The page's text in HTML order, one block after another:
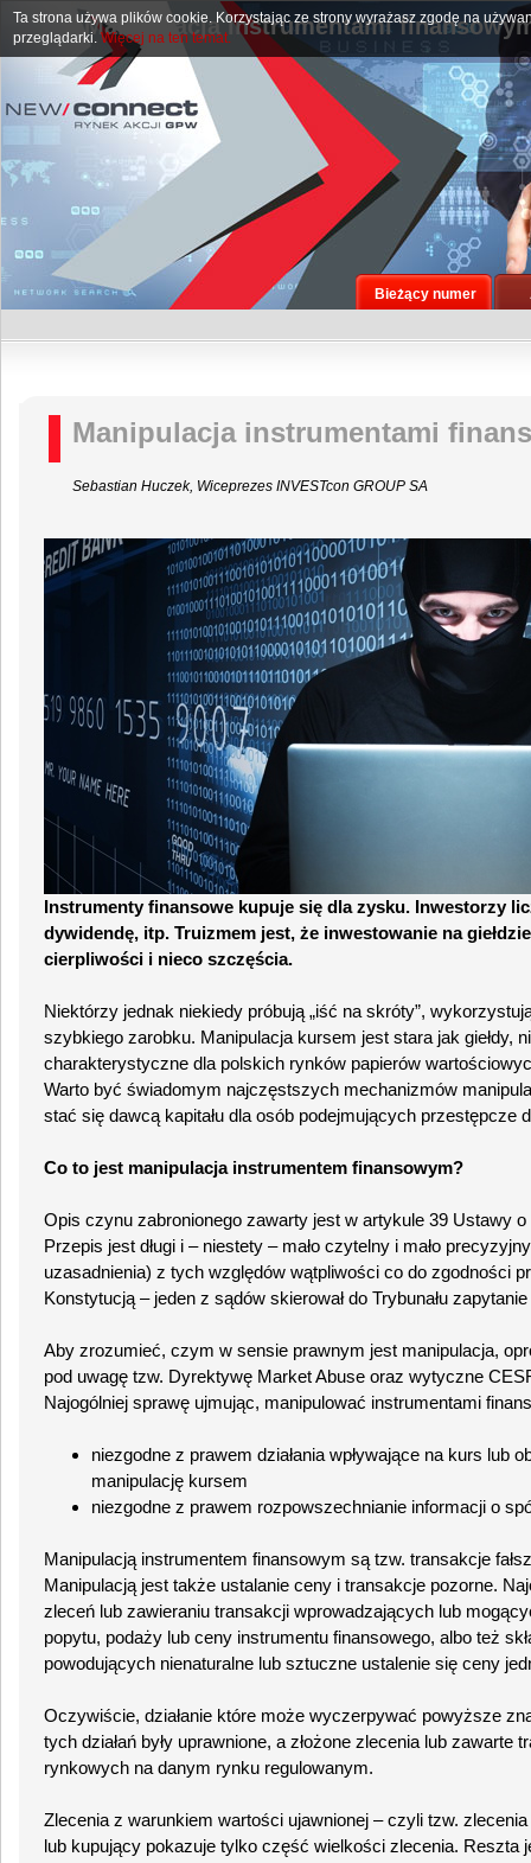
Manipulacja instrumentami
Bieżący numer
Manipulacja instrumentami
Sebastian Huczek, Wiceprezes INVESTcon GROUP SA
Instrumenty finansowe kupuje się dla zysku. Inwestorzy
dywidendę, itp. Truizmem jest, że inwestowanie na
cierpliwości i nieco szczęścia.
Niektórzy jednak niekiedy próbują „iść na skróty”,
szybkiego zarobku. Manipulacja kursem jest stara jak giełdy,
charakterystyczne dla polskich rynków papierów
Warto być świadomym najczęstszych mechanizmów
stać się dawcą kapitału dla osób podejmujących przestępcze
Co to jest manipulacja instrumentem finansowym?
Opis czynu zabronionego zawarty jest w artykule 39 Ustawy
Przepis jest długi i – niestety – mało czytelny i mało
uzasadnienia) z tych względów wątpliwości co do zgodności
Konstytucją – jeden z sądów skierował do Trybunału
Aby zrozumieć, czym w sensie prawnym jest manipulacja,
pod uwagę tzw. Dyrektywę Market Abuse oraz wytyczne
Najogólniej sprawę ujmując, manipulować instrumentami
niezgodne z prawem działania wpływające na kurs lub
manipulację kursem
niezgodne z prawem rozpowszechnianie informacji o
Manipulacją instrumentem finansowym są tzw. transakcje
Manipulacją jest także ustalanie ceny i transakcje pozorne.
zleceń lub zawieraniu transakcji wprowadzających lub
popytu, podaży lub ceny instrumentu finansowego, albo też
powodujących nienaturalne lub sztuczne ustalenie się ceny
Oczywiście, działanie które może wyczerpywać powyższe
tych działań były uprawnione, a złożone zlecenia lub
rynkowych na danym rynku regulowanym.
Zlecenia z warunkiem wartości ujawnionej – czyli tzw.
lub kupujący pokazuje tylko część wielkości zlecenia. Reszta
Ta strona używa plików cookie. Korzystając ze strony wyrażasz zgodę na
przeglądarki. Więcej na ten temat.